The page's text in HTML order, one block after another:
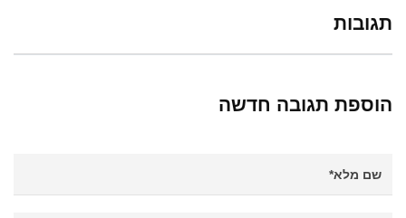
תגובות
הוספת תגובה חדשה